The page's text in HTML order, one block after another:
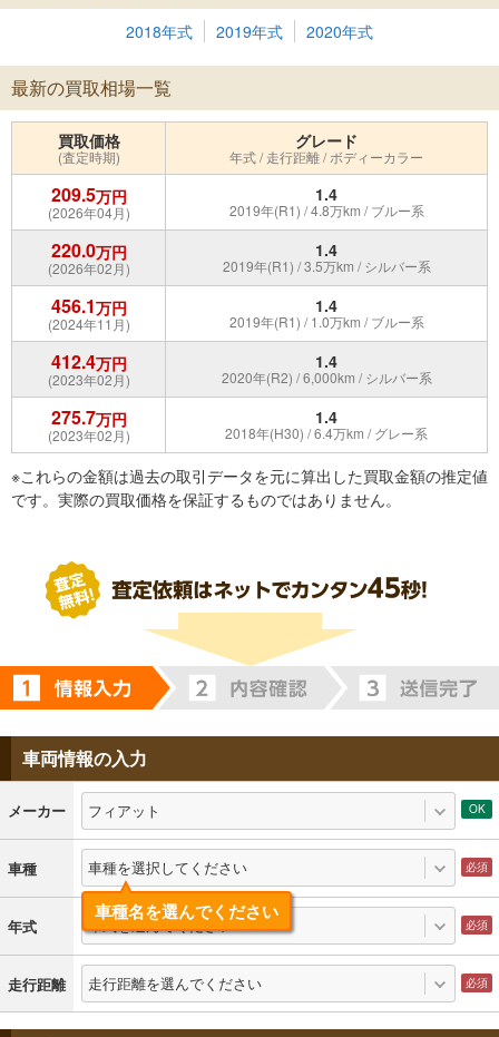
2018年式 2019年式 2020年式
最新の買取相場一覧
買取価格
(査定時期)
グレード
年式 / 走行距離 / ボディーカラー
209.5万円
(2026年04月)
1.4
2019年(R1) / 4.8万km / ブルー系
220.0万円
(2026年02月)
1.4
2019年(R1) / 3.5万km / シルバー系
456.1万円
(2024年11月)
1.4
2019年(R1) / 1.0万km / ブルー系
412.4万円
(2023年02月)
1.4
2020年(R2) / 6,000km / シルバー系
275.7万円
(2023年02月)
1.4
2018年(H30) / 6.4万km / グレー系
※これらの金額は過去の取引データを元に算出した買取金額の推定値
です。実際の買取価格を保証するものではありません。
車両情報の入力
メーカー フィアット
車種 車種を選択してください
車種名を選んでください
年式 年式を選んでください
走行距離 走行距離を選んでください